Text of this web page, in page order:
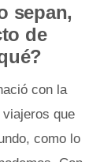
sepan,
de
con la
que
como lo